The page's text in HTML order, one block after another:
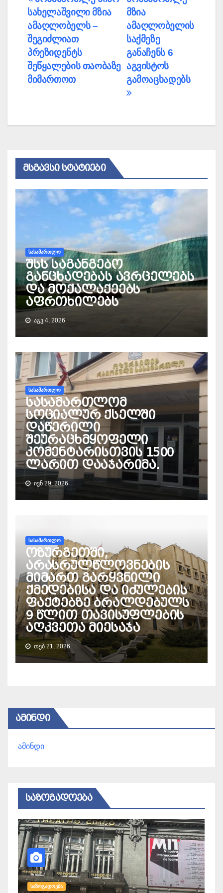
ნავიგაცია
მზია
ამაღლობელის
საქმეზე
განაჩენს 6
აგვისტოს
გამოაცხადებს
სახელაშვილი მზია
ამაღლობელს –
შეგიძლიათ
პრეზიდენტს
შეწყალების თაობაზე
მიმართოთ
ᲛᲡᲒᲐᲕᲡᲘ ᲡᲢᲐᲢᲘᲔᲑᲘ
ᲡᲐᲡᲐᲛᲐᲠᲗᲚᲝ
შსს საგანგებო
განცხადებას ავრცელებს
და მოქალაქეებს
აფრთხილებს
ᲐᲒᲕ 4, 2026
ᲡᲐᲡᲐᲛᲐᲠᲗᲚᲝ
სასამართლომ
სოციალურ ქსელში
დაწერილი
შეურაცხმყოფელი
კომენტარისთვის 1500
ლარით დააჯარიმა.
ᲘᲕᲜ 29, 2026
ᲡᲐᲡᲐᲛᲐᲠᲗᲚᲝ
ოზურგეთში,
არასრულწლოვნების
მიმართ გარყვნილი
ქმედებისა და იძულების
ფაქტებზე ბრალდებულს
9 წლით თავისუფლების
აღკვეთა მიესაჯა
ᲗᲔᲑ 21, 2026
ᲐᲛᲘᲜᲓᲘ
ამინდი
ᲡᲐᲖᲝᲒᲐᲓᲝᲔᲑᲐ
ᲡᲐᲖᲝᲒᲐᲓᲝᲔᲑᲐ